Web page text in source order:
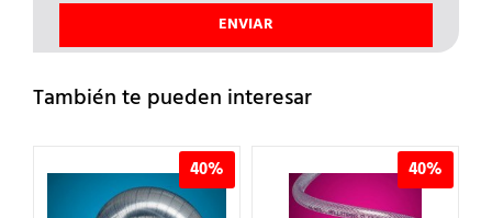
También te pueden interesar
40% 40%